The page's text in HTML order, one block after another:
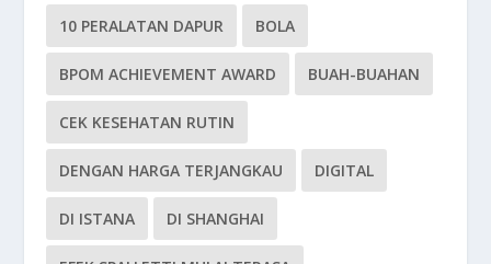
10 PERALATAN DAPUR BOLA
BPOM ACHIEVEMENT AWARD BUAH-BUAHAN
CEK KESEHATAN RUTIN
DENGAN HARGA TERJANGKAU DIGITAL
DI ISTANA DI SHANGHAI